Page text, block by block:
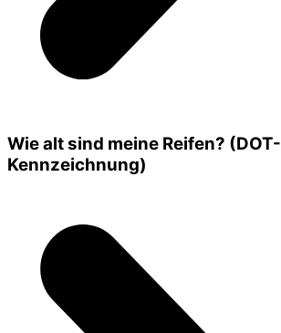
Wie alt sind meine Reifen? (DOT-
Kennzeichnung)